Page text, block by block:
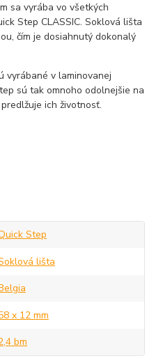
sa vyrába vo všetkých
Step CLASSIC. Soklová lišta
čím je dosiahnutý dokonalý
vyrábané v laminovanej
sú tak omnoho odolnejšie na
ich životnosť.
Step
lišta
x 12 mm
bm